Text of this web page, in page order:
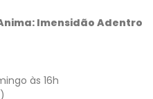
Imensidão Adentro
às 16h